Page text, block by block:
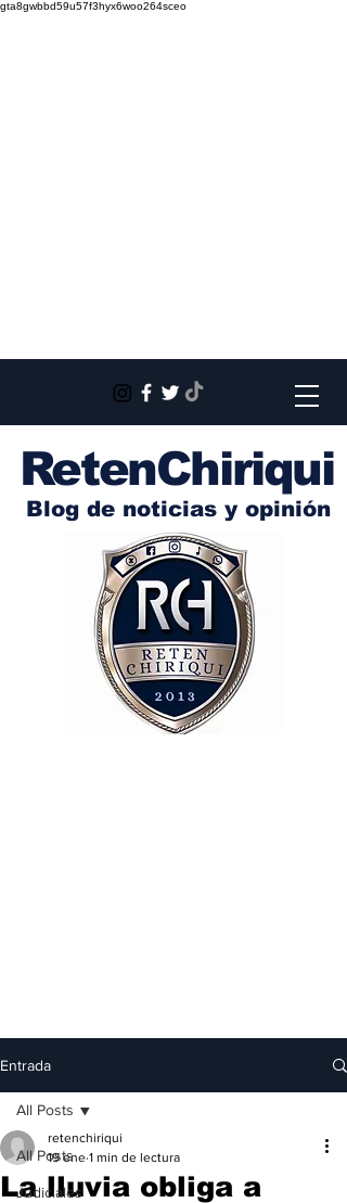
gta8gwbbd59u57f3hyx6woo264sceo
RetenChiriqui
Blog de noticias y opinión
Entrada
All Posts
Judiciales
All Posts
La lluvia obliga a
retenchiriqui
19 ene 1 min de lectura